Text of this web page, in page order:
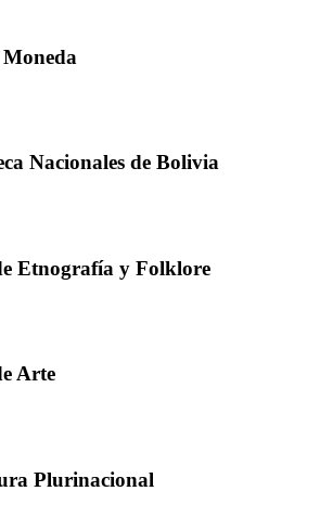
Nacionales de Bolivia
Etnografía y Folklore
Arte
Plurinacional